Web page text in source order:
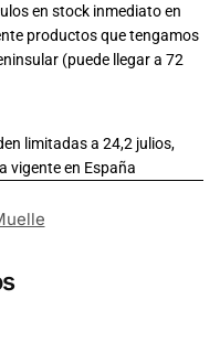
en stock inmediato en
productos que tengamos
(puede llegar a 72
limitadas a 24,2 julios,
vigente en España